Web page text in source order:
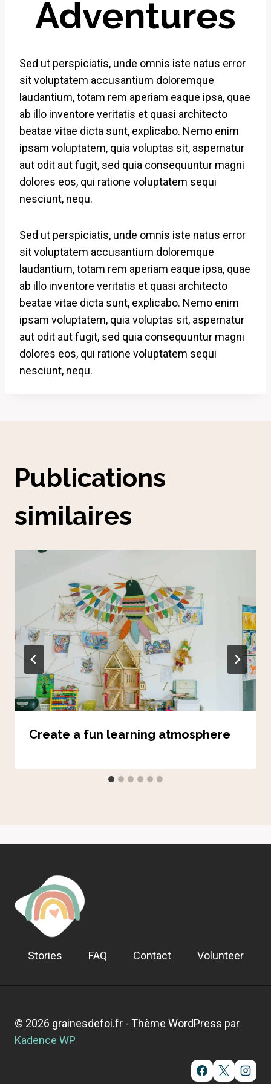
Adventures
Sed ut perspiciatis, unde omnis iste natus error
sit voluptatem accusantium doloremque
laudantium, totam rem aperiam eaque ipsa, quae
ab illo inventore veritatis et quasi architecto
beatae vitae dicta sunt, explicabo. Nemo enim
ipsam voluptatem, quia voluptas sit, aspernatur
aut odit aut fugit, sed quia consequuntur magni
dolores eos, qui ratione voluptatem sequi
nesciunt, nequ.
Sed ut perspiciatis, unde omnis iste natus error
sit voluptatem accusantium doloremque
laudantium, totam rem aperiam eaque ipsa, quae
ab illo inventore veritatis et quasi architecto
beatae vitae dicta sunt, explicabo. Nemo enim
ipsam voluptatem, quia voluptas sit, aspernatur
aut odit aut fugit, sed quia consequuntur magni
dolores eos, qui ratione voluptatem sequi
nesciunt, nequ.
Publications
similaires
Create a fun learning atmosphere
Stories FAQ Contact Volunteer
© 2026 grainesdefoi.fr - Thème WordPress par
Kadence WP